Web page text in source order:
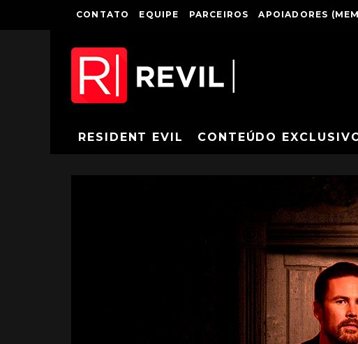
CONTATO EQUIPE PARCEIROS APOIADORES
RESIDENT EVIL CONTEÚDO